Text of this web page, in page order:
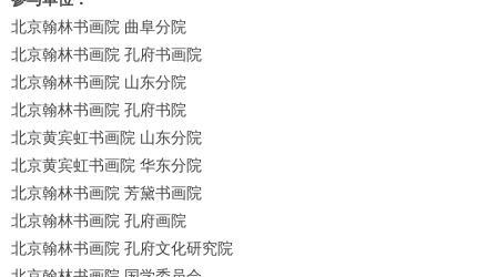
北京翰林书画院 曲阜分院
北京翰林书画院 孔府书画院
北京翰林书画院 山东分院
北京翰林书画院 孔府书院
北京黄宾虹书画院 山东分院
北京黄宾虹书画院 华东分院
北京翰林书画院 芳黛书画院
北京翰林书画院 孔府画院
北京翰林书画院 孔府文化研究院